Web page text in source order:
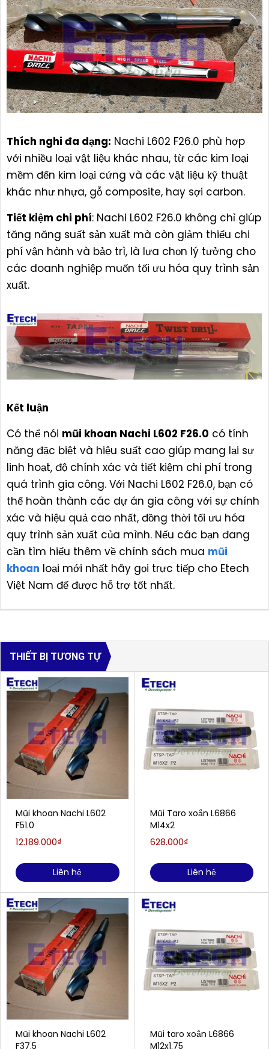
Thích nghi đa dạng: Nachi L602 F26.0 phù hợp
với nhiều loại vật liệu khác nhau, từ các kim loại
mềm đến kim loại cứng và các vật liệu kỹ thuật
khác như nhựa, gỗ composite, hay sợi carbon.
Tiết kiệm chi phí: Nachi L602 F26.0 không chỉ giúp
tăng năng suất sản xuất mà còn giảm thiểu chi
phí vận hành và bảo trì, là lựa chọn lý tưởng cho
các doanh nghiệp muốn tối ưu hóa quy trình sản
xuất.
Kết luận
Có thể nói mũi khoan Nachi L602 F26.0 có tính
năng đặc biệt và hiệu suất cao giúp mang lại sự
linh hoạt, độ chính xác và tiết kiệm chi phí trong
quá trình gia công. Với Nachi L602 F26.0, bạn có
thể hoàn thành các dự án gia công với sự chính
xác và hiệu quả cao nhất, đồng thời tối ưu hóa
quy trình sản xuất của mình. Nếu các bạn đang
cần tìm hiểu thêm về chính sách mua mũi
khoan loại mới nhất hãy gọi trực tiếp cho Etech
Việt Nam để được hỗ trợ tốt nhất.
THIẾT BỊ TƯƠNG TỰ
Mũi khoan Nachi L602
F51.0
12.189.000₫
Liên hệ
Mũi khoan Nachi L602
F37.5
Mũi Taro xoắn L6866
M14x2
628.000₫
Liên hệ
Mũi taro xoắn L6866
M12x1.75